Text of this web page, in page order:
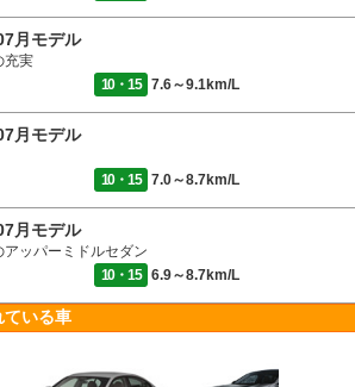
月モデル
充実
10・15 7.6～9.1km/L
月モデル
10・15 7.0～8.7km/L
月モデル
ッパーミドルセダン
10・15 6.9～8.7km/L
ている車